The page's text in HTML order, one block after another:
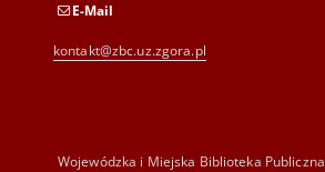
E-Mail
kontakt@zbc.uz.zgora.pl
Wojewódzka i Miejska Biblioteka Publiczna